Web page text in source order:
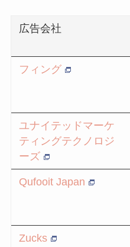
広告会社
フィング
ユナイテッドマーケ
ティングテクノロジ
ーズ
Qufooit Japan
Zucks